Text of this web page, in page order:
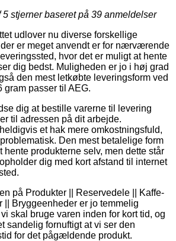
5 stjerner baseret på 39 anmeldelser
udlover nu diverse forskellige
er meget anvendt er for nærværende
hvor det er muligt at hente
dig bedst. Muligheden er jo i høj grad
den mest letkøbte leveringsform ved
gram passer til AEG.
dig at bestille varerne til levering
til adressen på dit arbejde.
et hak mere omkostningsfuld,
Den mest betalelige form
hente produkterne selv, men dette står
dig med kort afstand til internet
på Produkter || Reservedele || Kaffe-
|| Bryggeenheder er jo temmelig
skal bruge varen inden for kort tid, og
sandelig fornuftigt at vi ser den
for det pågældende produkt.